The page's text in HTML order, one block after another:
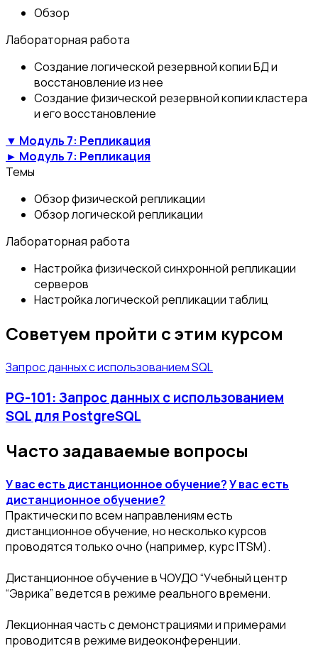
Обзор
Лабораторная работа
Создание логической резервной копии БД и
восстановление из нее
Создание физической резервной копии кластера
и его восстановление
▼ Модуль 7: Репликация
► Модуль 7: Репликация
Темы
Обзор физической репликации
Обзор логической репликации
Лабораторная работа
Настройка физической синхронной репликации
серверов
Настройка логической репликации таблиц
Советуем пройти с этим курсом
Запрос данных с использованием SQL
PG-101: Запрос данных с использованием
SQL для PostgreSQL
Часто задаваемые вопросы
У вас есть дистанционное обучение?У вас есть
дистанционное обучение?
Практически по всем направлениям есть
дистанционное обучение, но несколько курсов
проводятся только очно (например, курс ITSM).
Дистанционное обучение в ЧОУДО “Учебный центр
“Эврика” ведется в режиме реального времени.
Лекционная часть с демонстрациями и примерами
проводится в режиме видеоконференции.